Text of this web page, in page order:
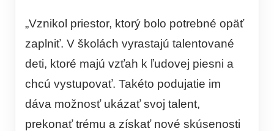
„Vznikol priestor, ktorý bolo potrebné opäť
zaplniť. V školách vyrastajú talentované
deti, ktoré majú vzťah k ľudovej piesni a
chcú vystupovať. Takéto podujatie im
dáva možnosť ukázať svoj talent,
prekonať trému a získať nové skúsenosti